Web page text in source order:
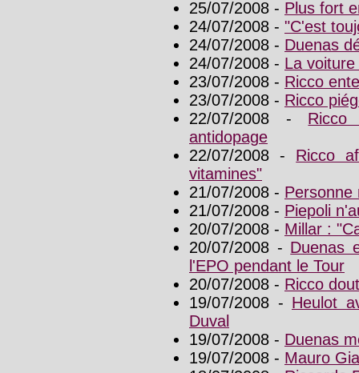
25/07/2008 - Plus fort
24/07/2008 - "C'est
24/07/2008 - Duenas
24/07/2008 - La
23/07/2008 - Ricco
23/07/2008 - Ricco
22/07/2008 -
antidopage
22/07/2008 - Ricco
vitamines"
21/07/2008 - Personne
21/07/2008 - Piepoli
20/07/2008 - Millar :
20/07/2008 - Duenas
l'EPO pendant le Tour
20/07/2008 - Ricco
19/07/2008 - Heulot
Duval
19/07/2008 - Duenas
19/07/2008 - Mauro